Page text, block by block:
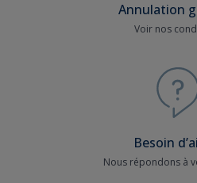
Annulation
Voir nos
Besoin
Nous répondons à